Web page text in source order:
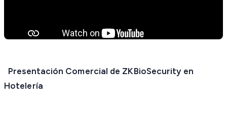
Presentación Comercial de ZKBioSecurity en
Hotelería